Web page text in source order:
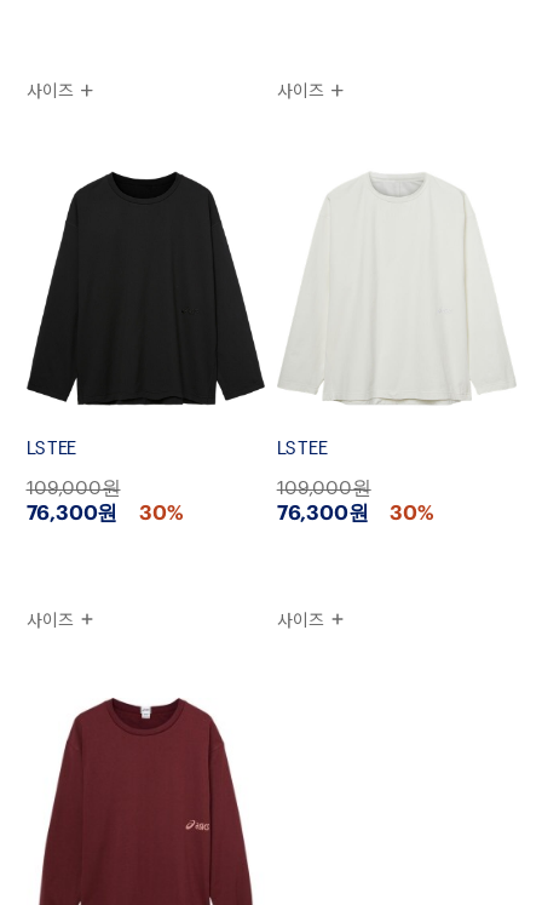
사이즈 사이즈
LS TEE
109,000원
76,300원 30%
사이즈
LS TEE
109,000원
76,300원 30%
사이즈